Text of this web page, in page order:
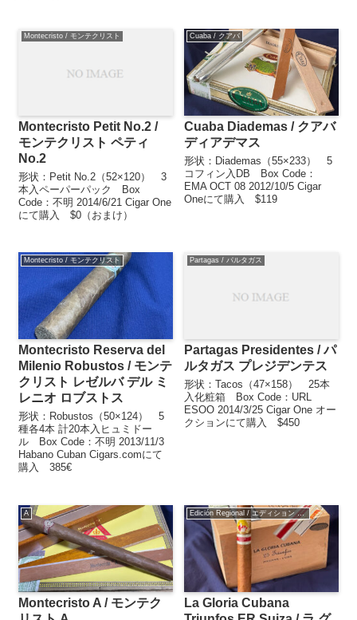
Montecristo / モンテクリスト
Montecristo Petit No.2 /
モンテクリスト ペティ
No.2
形状：Petit No.2（52×120） 3
本入ペーパーパック Box
Code：不明 2014/6/21 Cigar One
にて購入 $0（おまけ）
Cuaba / クアバ
Cuaba Diademas / クアバ
ディアデマス
形状：Diademas（55×233） 5
コフィン入DB Box Code：
EMA OCT 08 2012/10/5 Cigar
Oneにて購入 $119
Montecristo / モンテクリスト
Montecristo Reserva del
Milenio Robustos / モンテ
クリスト レゼルバ デル ミ
レニオ ロブストス
形状：Robustos（50×124） 5
種各4本 計20本入ヒュミドー
ル Box Code：不明 2013/11/3
Habano Cuban Cigars.comにて
購入 385€
Partagas / パルタガス
Partagas Presidentes / パ
ルタガス プレジデンテス
形状：Tacos（47×158） 25本
入化粧箱 Box Code：URL
ESOO 2014/3/25 Cigar One オー
クションにて購入 $450
A
Montecristo A / モンテク
Edición Regional / エディション レジオナル
La Gloria Cubana